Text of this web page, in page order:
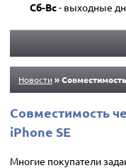
Сб-Вс- выходные
Новости»
Совместимость
iPhone SE
Многие покупатели